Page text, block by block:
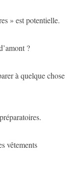
» est potentielle.
?
à quelque chose
vêtements